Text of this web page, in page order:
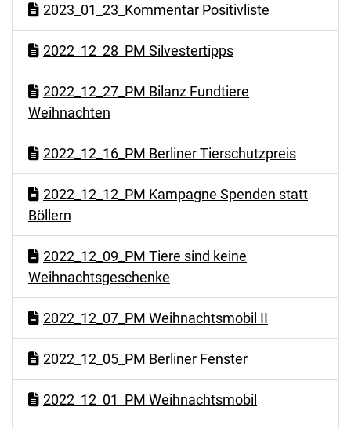
2023_01_23_Kommentar Positivliste
2022_12_28_PM Silvestertipps
2022_12_27_PM Bilanz Fundtiere
Weihnachten
2022_12_16_PM Berliner Tierschutzpreis
2022_12_12_PM Kampagne Spenden statt
Böllern
2022_12_09_PM Tiere sind keine
Weihnachtsgeschenke
2022_12_07_PM Weihnachtsmobil II
2022_12_05_PM Berliner Fenster
2022_12_01_PM Weihnachtsmobil